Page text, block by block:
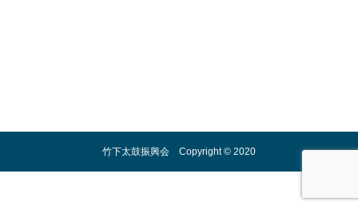
竹下太鼓振興会 Copyright © 2020